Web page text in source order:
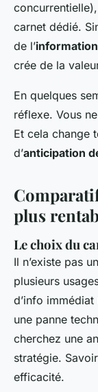
carnet dédié.
de l’
crée de la
En quelques
réflexe. Vous
Et cela change
d’anticipation
plus
Le choix du
Il n’existe pas
plusieurs
d’info
une panne
cherchez une
stratégie.
efficacité.